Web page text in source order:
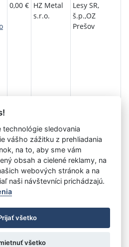
0,00 € HZ Metal
s.r.o.
Lesy SR,
š.p.,OZ
Prešov
republiky, štátny podnik,
zložka OZ Šariš
práva vyhradené
Zmluvy do 31.12.2010
technológie sledovania
vášho zážitku z prehliadania
na to, aby sme vám
obsah a cielené reklamy, na
webových stránok a na
naši návštevníci prichádzajú.
všetko
všetko